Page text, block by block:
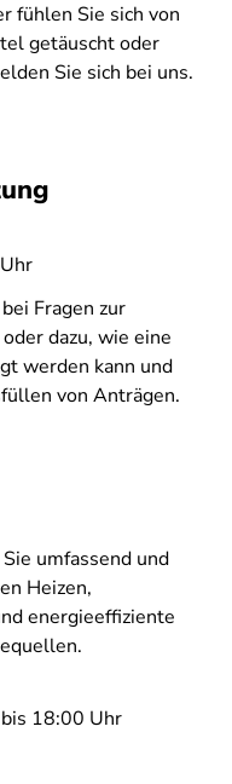
fühlen Sie sich von
getäuscht oder
Sie sich bei uns.
Fragen zur
dazu, wie eine
werden kann und
von Anträgen.
umfassend und
Heizen,
energieeffiziente
18:00 Uhr